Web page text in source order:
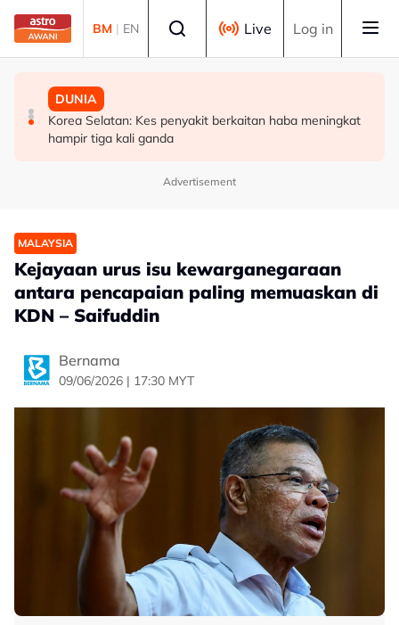
Skip to main content
BM | EN Live Log in
MALAYSIA
Sistem saringan kru penerbangan perlu dikaji semula,
pulihkan keyakinan penumpang - Tiong
MALAYSIA
UKM cipta sejarah anjur Konsert Diraja di DFP
DUNIA
Korea Selatan: Kes penyakit berkaitan haba meningkat
hampir tiga kali ganda
Advertisement
MALAYSIA
Kejayaan urus isu kewarganegaraan
antara pencapaian paling memuaskan di
KDN – Saifuddin
Bernama
09/06/2026 | 17:30 MYT